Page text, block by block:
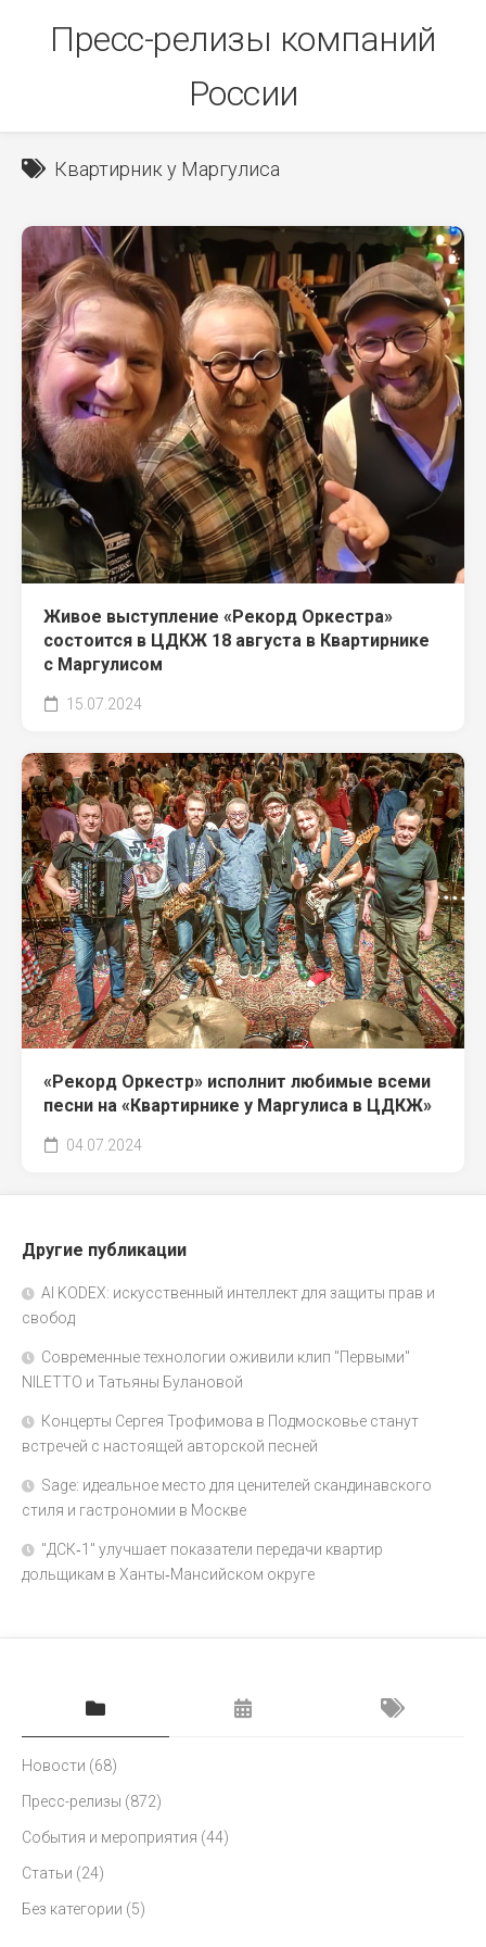
Пресс-релизы компаний
России
Квартирник у Маргулиса
Живое выступление «Рекорд Оркестра»
состоится в ЦДКЖ 18 августа в Квартирнике
с Маргулисом
15.07.2024
«Рекорд Оркестр» исполнит любимые всеми
песни на «Квартирнике у Маргулиса в ЦДКЖ»
04.07.2024
Другие публикации
AI KODEX: искусственный интеллект для защиты прав и
свобод
Современные технологии оживили клип "Первыми"
NILETTO и Татьяны Булановой
Концерты Сергея Трофимова в Подмосковье станут
встречей с настоящей авторской песней
Sage: идеальное место для ценителей скандинавского
стиля и гастрономии в Москве
"ДСК‑1" улучшает показатели передачи квартир
дольщикам в Ханты‑Мансийском округе
Новости (68)
Пресс-релизы (872)
События и мероприятия (44)
Статьи (24)
Без категории (5)